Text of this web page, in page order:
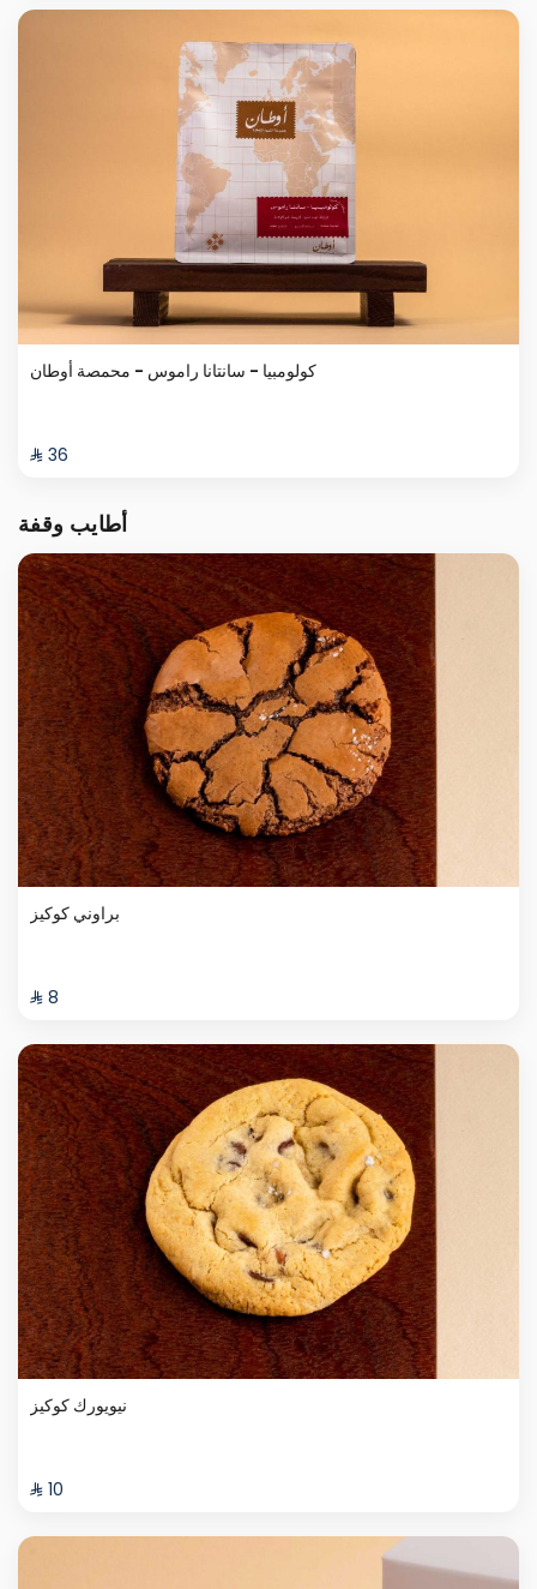
كولومبيا - سانتانا راموس - محمصة أوطان
⁨⁦‪‬ 36⁩
أطايب وقفة
براوني كوكيز
⁨⁦‪‬ 8⁩
نيويورك كوكيز
⁨⁦‪‬ 10⁩